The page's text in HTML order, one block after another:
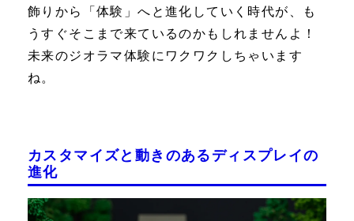
飾りから「体験」へと進化していく時代が、も
うすぐそこまで来ているのかもしれませんよ！
未来のジオラマ体験にワクワクしちゃいます
ね。
カスタマイズと動きのあるディスプレイの
進化